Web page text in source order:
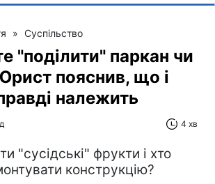
» Суспільство
"поділити" паркан чи
пояснив, що і
належить
4 хв
"сусідські" фрукти і хто
конструкцію?